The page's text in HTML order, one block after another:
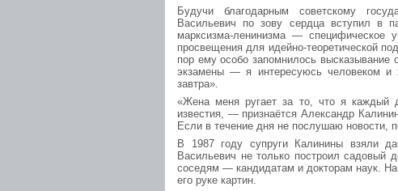
Будучи благодарным советскому
Васильевич по зову сердца вступил в
марксизма-ленинизма — специфическое
просвещения для идейно-теоретической
пор ему особо запомнилось высказывание
экзамены — я интересуюсь человеком и
завтра».
«Жена меня ругает за то, что я
известия, — признаётся Александр
Если в течение дня не послушаю новости,
В 1987 году супруги Калинины взяли
Васильевич не только построил садовый
соседям — кандидатам и докторам наук.
его руке картин.